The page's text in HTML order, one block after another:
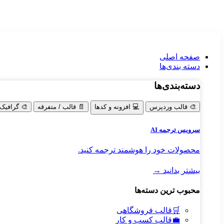
صفحه اصلی
دسته‌ بندی‌ها
دسته‌بندی‌ها
🎨 قالب وردپرس 💻 افزونه و کدها 📄 قالب / متفرقه 🎨
سرویس ترجمه AI
محصولات خود را هوشمند ترجمه کنید.
بیشتر بدانید →
محبوب ترین دسته‌ها
🛒 قالب فروشگاهی
💼قالب کسب و کار